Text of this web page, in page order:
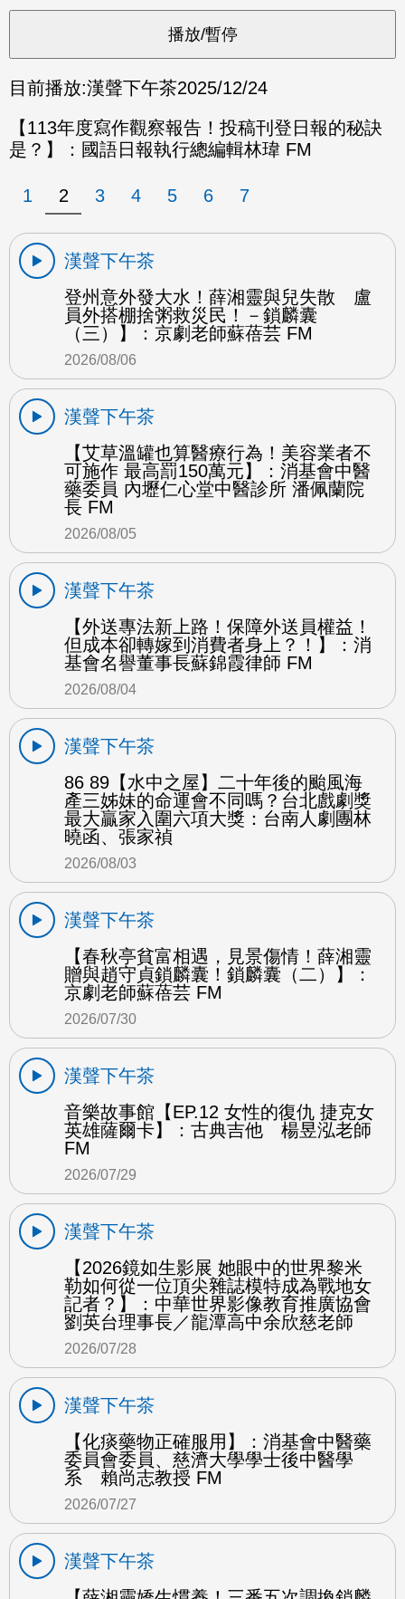
目前播放:漢聲下午茶2025/12/24
【113年度寫作觀察報告！投稿刊登日報的秘訣
是？】：國語日報執行總編輯林瑋 FM
1 2 3 4 5 6 7
漢聲下午茶
登州意外發大水！薛湘靈與兒失散 盧
員外搭棚捨粥救災民！－鎖麟囊
（三）】：京劇老師蘇蓓芸 FM
2026/08/06
漢聲下午茶
【艾草溫罐也算醫療行為！美容業者不
可施作 最高罰150萬元】：消基會中醫
藥委員 內壢仁心堂中醫診所 潘佩蘭院
長 FM
2026/08/05
漢聲下午茶
【外送專法新上路！保障外送員權益！
但成本卻轉嫁到消費者身上？！】：消
基會名譽董事長蘇錦霞律師 FM
2026/08/04
漢聲下午茶
86 89【水中之屋】二十年後的颱風海
產三姊妹的命運會不同嗎？台北戲劇獎
最大贏家入圍六項大獎：台南人劇團林
曉函、張家禎
2026/08/03
漢聲下午茶
【春秋亭貧富相遇，見景傷情！薛湘靈
贈與趙守貞鎖麟囊！鎖麟囊（二）】：
京劇老師蘇蓓芸 FM
2026/07/30
漢聲下午茶
音樂故事館【EP.12 女性的復仇 捷克女
英雄薩爾卡】：古典吉他 楊昱泓老師
FM
2026/07/29
漢聲下午茶
【2026鏡如生影展 她眼中的世界黎米
勒如何從一位頂尖雜誌模特成為戰地女
記者？】：中華世界影像教育推廣協會
劉英台理事長／龍潭高中余欣慈老師
2026/07/28
漢聲下午茶
【化痰藥物正確服用】：消基會中醫藥
委員會委員、慈濟大學學士後中醫學
系 賴尚志教授 FM
2026/07/27
漢聲下午茶